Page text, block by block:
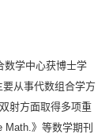
数学中心获博士学
从事代数组合学方
射方面取得多项重
》等数学期刊